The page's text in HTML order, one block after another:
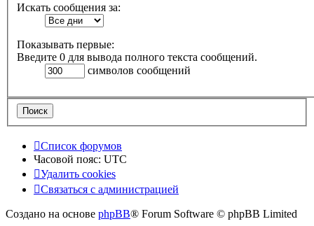
Искать сообщения за:
Показывать первые:
Введите 0 для вывода полного текста сообщений.
символов сообщений
Список форумов
Часовой пояс: UTC
Удалить cookies
Связаться
администрацией
Связаться с администрацией
Создано на основе phpBB® Forum Software © phpBB Limited